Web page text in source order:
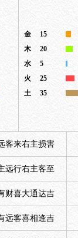
金
15
木
20
水
5
火
25
土
35
客来右主损害
远行右主客至
财喜大通达吉
远客喜相逢吉